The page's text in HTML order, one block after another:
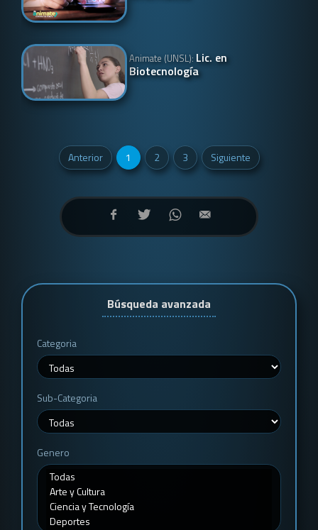
Animate (UNSL): Lic. en
Biotecnología
Anterior 1 2 3 Siguiente
Búsqueda avanzada
Categoria
Sub-Categoria
Genero